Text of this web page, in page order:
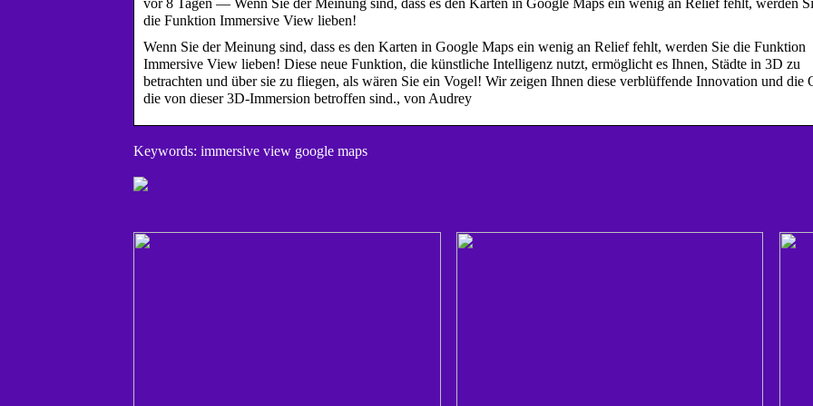
die Funktion Immersive View lieben!
Wenn Sie der Meinung sind, dass es den Karten in Google Maps ein wenig an Relief fehlt, werden Sie die Funktion
Immersive View lieben! Diese neue Funktion, die künstliche Intelligenz nutzt, ermöglicht es Ihnen, Städte in 3D zu
betrachten und über sie zu fliegen, als wären Sie ein Vogel! Wir zeigen Ihnen diese verblüffende Innovation und die
die von dieser 3D-Immersion betroffen sind., von Audrey
Keywords: immersive view google maps